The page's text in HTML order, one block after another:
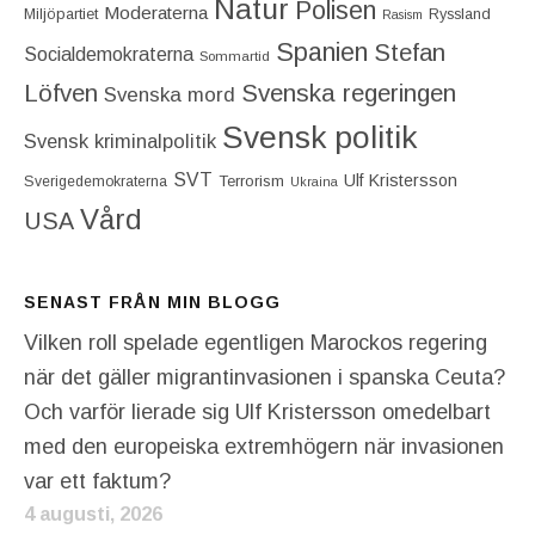
Miljöpartiet Moderaterna Natur Polisen Rasism Ryssland
Socialdemokraterna Sommartid Spanien Stefan
Löfven Svenska mord Svenska regeringen
Svensk kriminalpolitik Svensk politik
Sverigedemokraterna SVT Terrorism Ukraina Ulf Kristersson
USA Vård
SENAST FRÅN MIN BLOGG
Vilken roll spelade egentligen Marockos regering
när det gäller migrantinvasionen i spanska Ceuta?
Och varför lierade sig Ulf Kristersson omedelbart
med den europeiska extremhögern när invasionen
var ett faktum?
4 augusti, 2026